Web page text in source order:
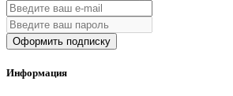
Оформить подписку
Информация